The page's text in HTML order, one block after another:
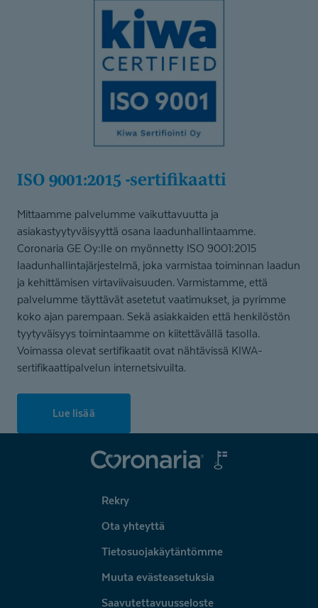
ISO 9001:2015 -sertifikaatti
Mittaamme palvelumme vaikuttavuutta ja
asiakastyytyväisyyttä osana laadunhallintaamme.
Coronaria GE Oy:lle on myönnetty ISO 9001:2015
laadunhallintajärjestelmä, joka varmistaa toiminnan laadun
ja kehittämisen virtaviivaisuuden. Varmistamme, että
palvelumme täyttävät asetetut vaatimukset, ja pyrimme
koko ajan parempaan. Sekä asiakkaiden että henkilöstön
tyytyväisyys toimintaamme on kiitettävällä tasolla.
Voimassa olevat sertifikaatit ovat nähtävissä KIWA-
sertifikaattipalvelun internetsivuilta.
Lue lisää
Coronaria
Rekry
Ota yhteyttä
Tietosuojakäytäntömme
Muuta evästeasetuksia
Saavutettavuusseloste